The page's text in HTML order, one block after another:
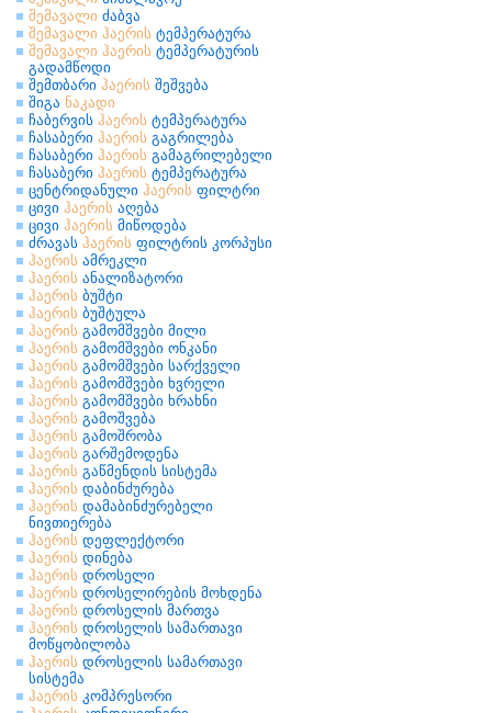
შემავალი ძაბვა
შემავალი ჰაერის ტემპერატურა
შემავალი ჰაერის ტემპერატურის
გადამწოდი
შემთბარი ჰაერის შეშვება
შიგა ნაკადი
ჩაბერვის ჰაერის ტემპერატურა
ჩასაბერი ჰაერის გაგრილება
ჩასაბერი ჰაერის გამაგრილებელი
ჩასაბერი ჰაერის ტემპერატურა
ცენტრიდანული ჰაერის ფილტრი
ცივი ჰაერის აღება
ცივი ჰაერის მიწოდება
ძრავას ჰაერის ფილტრის კორპუსი
ჰაერის ამრეკლი
ჰაერის ანალიზატორი
ჰაერის ბუშტი
ჰაერის ბუშტულა
ჰაერის გამომშვები მილი
ჰაერის გამომშვები ონკანი
ჰაერის გამომშვები სარქველი
ჰაერის გამომშვები ხვრელი
ჰაერის გამომშვები ხრახნი
ჰაერის გამოშვება
ჰაერის გამოშრობა
ჰაერის გარშემოდენა
ჰაერის გაწმენდის სისტემა
ჰაერის დაბინძურება
ჰაერის დამაბინძურებელი
ნივთიერება
ჰაერის დეფლექტორი
ჰაერის დინება
ჰაერის დროსელი
ჰაერის დროსელირების მოხდენა
ჰაერის დროსელის მართვა
ჰაერის დროსელის სამართავი
მოწყობილობა
ჰაერის დროსელის სამართავი
სისტემა
ჰაერის კომპრესორი